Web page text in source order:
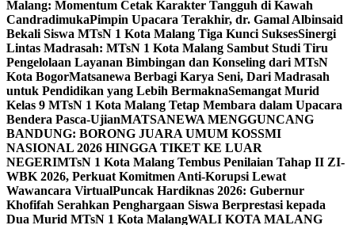
Malang: Momentum Cetak Karakter Tangguh di Kawah
CandradimukaPimpin Upacara Terakhir, dr. Gamal Albinsaid
Bekali Siswa MTsN 1 Kota Malang Tiga Kunci SuksesSinergi
Lintas Madrasah: MTsN 1 Kota Malang Sambut Studi Tiru
Pengelolaan Layanan Bimbingan dan Konseling dari MTsN
Kota BogorMatsanewa Berbagi Karya Seni, Dari Madrasah
untuk Pendidikan yang Lebih BermaknaSemangat Murid
Kelas 9 MTsN 1 Kota Malang Tetap Membara dalam Upacara
Bendera Pasca-UjianMATSANEWA MENGGUNCANG
BANDUNG: BORONG JUARA UMUM KOSSMI
NASIONAL 2026 HINGGA TIKET KE LUAR
NEGERIMTsN 1 Kota Malang Tembus Penilaian Tahap II ZI-
WBK 2026, Perkuat Komitmen Anti-Korupsi Lewat
Wawancara VirtualPuncak Hardiknas 2026: Gubernur
Khofifah Serahkan Penghargaan Siswa Berprestasi kepada
Dua Murid MTsN 1 Kota MalangWALI KOTA MALANG